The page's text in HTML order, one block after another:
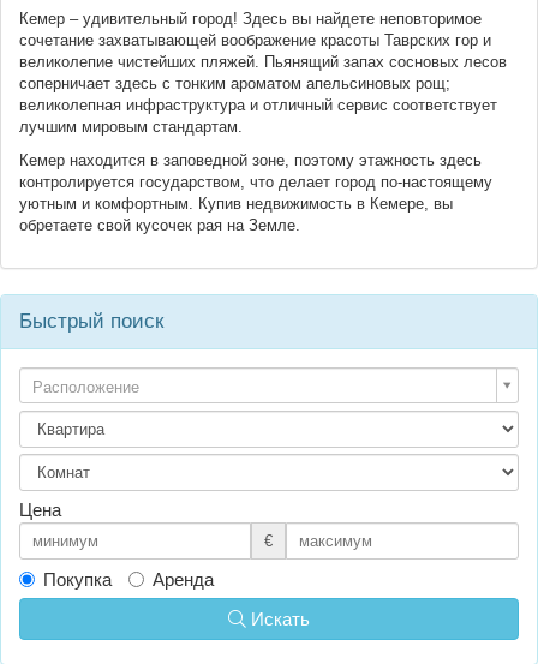
Кемер – удивительный город! Здесь вы найдете неповторимое
сочетание захватывающей воображение красоты Таврских гор и
великолепие чистейших пляжей. Пьянящий запах сосновых лесов
соперничает здесь с тонким ароматом апельсиновых рощ;
великолепная инфраструктура и отличный сервис соответствует
лучшим мировым стандартам.
Кемер находится в заповедной зоне, поэтому этажность здесь
контролируется государством, что делает город по-настоящему
уютным и комфортным. Купив недвижимость в Кемере, вы
обретаете свой кусочек рая на Земле.
Быстрый поиск
Расположение
Цена
€
Покупка
Аренда
Искать